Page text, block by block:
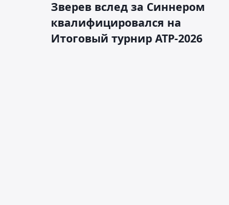
Зверев вслед за Синнером
квалифицировался на
Итоговый турнир ATP-2026